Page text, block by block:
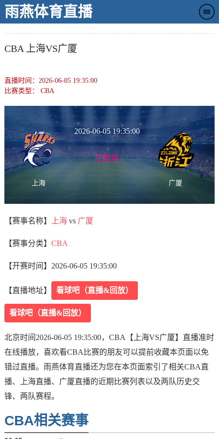
雨燕体育直播
CBA 上海VS广厦
直播时间：2026-06-05 19:35:00
比赛类型： CBA
上海
2026-06-05 19:35:00
已结束
广厦
【赛事名称】 上海vs 广厦
【赛事分类】 CBA
【开赛时间】 2026-06-05 19:35:00
【直播地址】 看球吧（直播&回放）
看球吧（直播&回放）
北京时间2026-06-05 19:35:00，CBA【上海VS广厦】直播准时
在线播放，喜欢看CBA比赛的朋友可以提前收藏本页面以免
错过直播。雨燕体育直播还为您在本页面索引了相关CBA直
播、上海直播、广厦直播的近期比赛列表以及两队历史交
锋、两队赛程。
CBA相关赛事